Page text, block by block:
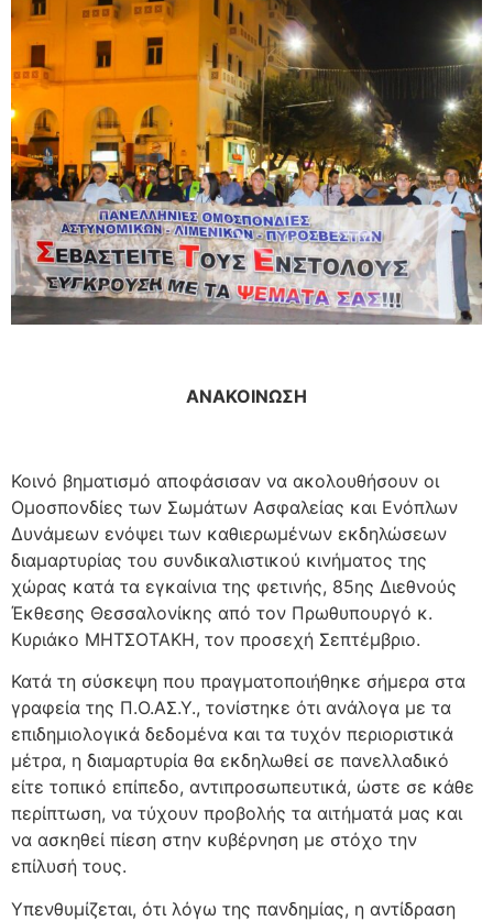
ΑΝΑΚΟΙΝΩΣΗ
Κοινό βηματισμό αποφάσισαν να ακολουθήσουν οι
Ομοσπονδίες των Σωμάτων Ασφαλείας και Ενόπλων
Δυνάμεων ενόψει των καθιερωμένων εκδηλώσεων
διαμαρτυρίας του συνδικαλιστικού κινήματος της
χώρας κατά τα εγκαίνια της φετινής, 85ης Διεθνούς
Έκθεσης Θεσσαλονίκης από τον Πρωθυπουργό κ.
Κυριάκο ΜΗΤΣΟΤΑΚΗ, τον προσεχή Σεπτέμβριο.
Κατά τη σύσκεψη που πραγματοποιήθηκε σήμερα στα
γραφεία της Π.Ο.ΑΣ.Υ., τονίστηκε ότι ανάλογα με τα
επιδημιολογικά δεδομένα και τα τυχόν περιοριστικά
μέτρα, η διαμαρτυρία θα εκδηλωθεί σε πανελλαδικό
είτε τοπικό επίπεδο, αντιπροσωπευτικά, ώστε σε κάθε
περίπτωση, να τύχουν προβολής τα αιτήματά μας και
να ασκηθεί πίεση στην κυβέρνηση με στόχο την
επίλυσή τους.
Υπενθυμίζεται, ότι λόγω της πανδημίας, η αντίδραση